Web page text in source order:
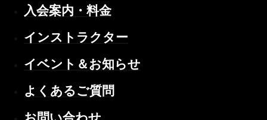
入会案内・料金
インストラクター
イベント＆お知らせ
よくあるご質問